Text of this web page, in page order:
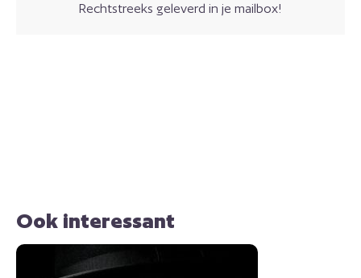
Rechtstreeks geleverd in je mailbox!
Ook interessant